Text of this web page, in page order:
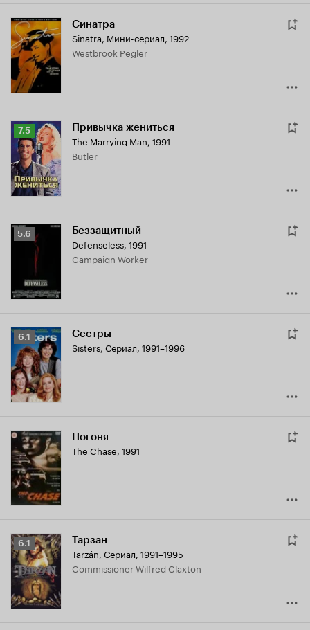
Синатра
Sinatra, Мини-сериал, 1992
Westbrook Pegler
Рейтинг
Кинопоиска
7.5
7.5 Привычка жениться
The Marrying Man, 1991
Butler
Рейтинг
Кинопоиска
5.6 Беззащитный
Defenseless, 1991
Campaign Worker
Рейтинг
Кинопоиска
6.1
6.1 Сестры
Sisters, Сериал, 1991–1996
Погоня
The Chase, 1991
Рейтинг
Кинопоиска
6.1
6.1 Тарзан
Tarzán, Сериал, 1991–1995
Commissioner Wilfred Claxton